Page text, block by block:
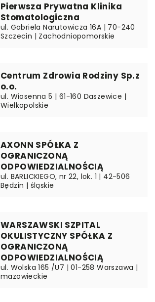
Pierwsza Prywatna Klinika
Stomatologiczna
ul. Gabriela Narutowicza 16A | 70-240
Szczecin | Zachodniopomorskie
Centrum Zdrowia Rodziny Sp.z
o.o.
ul. Wiosenna 5 | 61-160 Daszewice |
Wielkopolskie
AXONN SPÓŁKA Z
OGRANICZONĄ
ODPOWIEDZIALNOŚCIĄ
ul. BARLICKIEGO, nr 22, lok. 1 | 42-506
Będzin | śląskie
WARSZAWSKI SZPITAL
OKULISTYCZNY SPÓŁKA Z
OGRANICZONĄ
ODPOWIEDZIALNOŚCIĄ
ul. Wolska 165 /U7 | 01-258 Warszawa |
mazowieckie